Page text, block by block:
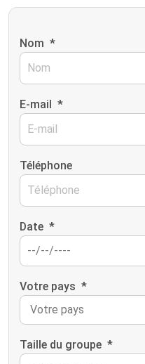
Nom *
E-mail *
Téléphone
Date *
Votre pays *
Taille du groupe *